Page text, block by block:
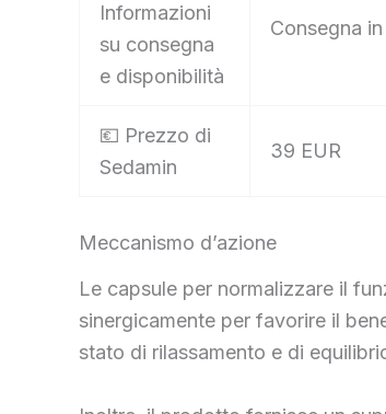
Informazioni
su consegna
e disponibilità
Consegna
💶 Prezzo di
Sedamin
39 EUR
Meccanismo d’azione
Le capsule per normalizzare il
sinergicamente per favorire il
stato di rilassamento e di